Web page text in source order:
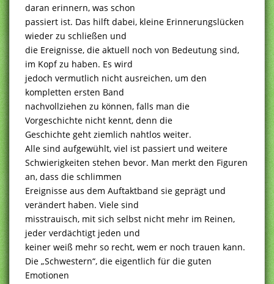
daran erinnern, was schon
passiert ist. Das hilft dabei, kleine Erinnerungslücken
wieder zu schließen und
die Ereignisse, die aktuell noch von Bedeutung sind,
im Kopf zu haben. Es wird
jedoch vermutlich nicht ausreichen, um den
kompletten ersten Band
nachvollziehen zu können, falls man die
Vorgeschichte nicht kennt, denn die
Geschichte geht ziemlich nahtlos weiter.
Alle sind aufgewühlt, viel ist passiert und weitere
Schwierigkeiten stehen bevor. Man merkt den Figuren
an, dass die schlimmen
Ereignisse aus dem Auftaktband sie geprägt und
verändert haben. Viele sind
misstrauisch, mit sich selbst nicht mehr im Reinen,
jeder verdächtigt jeden und
keiner weiß mehr so recht, wem er noch trauen kann.
Die „Schwestern“, die eigentlich für die guten
Emotionen